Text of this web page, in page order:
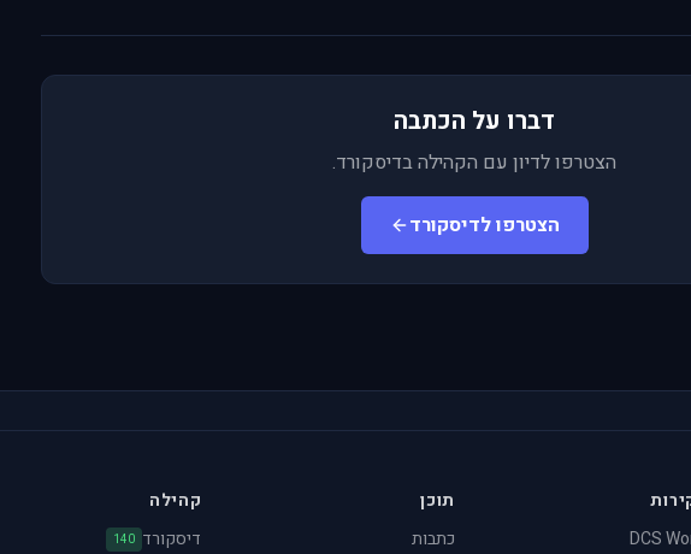
דברו על הכתבה
הצטרפו לדיון עם הקהילה בדיסקורד.
הצטרפו לדיסקורד
DCS
תוכן
כתבות
קהילה
דיסקורד 140